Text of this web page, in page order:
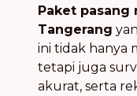
Paket
Tangerang
ini tidak hanya
tetapi juga
akurat, serta